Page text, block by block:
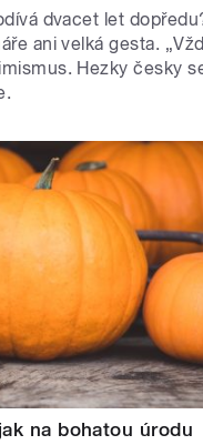
dvacet let
ani velká gesta.
Hezky česky
na bohatou úrodu